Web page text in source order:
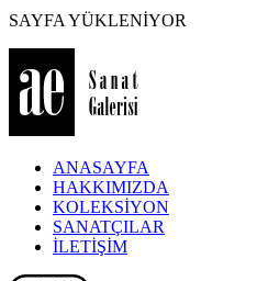
SAYFA YÜKLENİYOR
ANASAYFA
HAKKIMIZDA
KOLEKSİYON
SANATÇILAR
İLETİŞİM